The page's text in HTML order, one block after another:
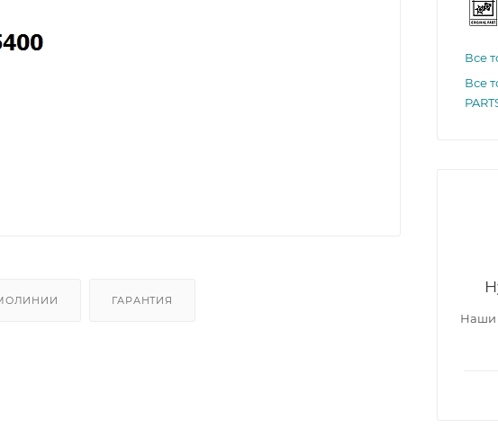
ГАРАНТИЯ
Все
Все
Наши